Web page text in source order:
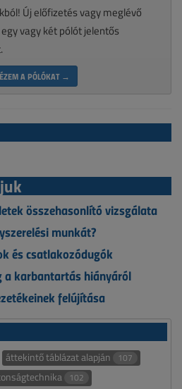
Új előfizetés vagy meglévő
vagy két pólót jelentős
A PÓLÓKAT →
összehasonlító vizsgálata
munkát?
és csatlakozódugók
a karbantartás hiányáról
felújítása
áttekintő táblázat alapján 107
102